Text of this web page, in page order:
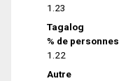
1.23
Tagalog
% de personnes
1.22
Autre